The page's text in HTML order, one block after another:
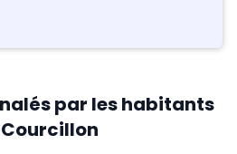
par les habitants